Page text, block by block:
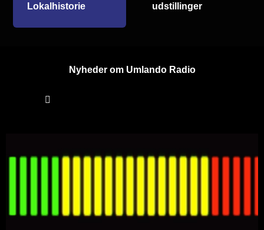
Lokalhistorie udstillinger
Nyheder om Umlando Radio